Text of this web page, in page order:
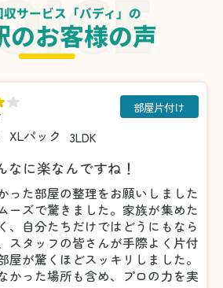
サービス「バディ」の
のお客様の声
XLパック 3LDK
部屋片付け
なに楽なんですね！
った部屋の整理をお願いしました
ーズで驚きました。家族が集めた
、自分たちだけではどうにもなら
スタッフの皆さんが手際よく片付
屋が驚くほどスッキリしました。
かった場所も含め、プロの力を実